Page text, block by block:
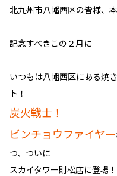
北九州市八幡西区の皆様、
記念すべきこの２月に
いつもは八幡西区にある焼
ト！
炭火戦士！
ビンチョウファイヤー
つ、ついに
スカイタワー則松店に登場！